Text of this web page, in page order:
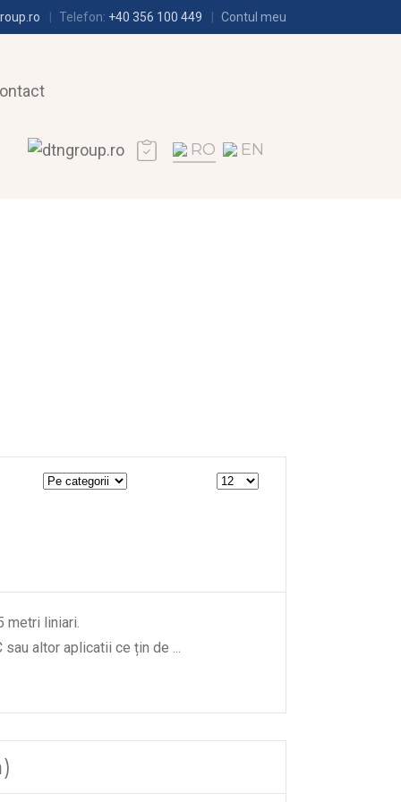
Telefon: +40 356 100 449 Contul meu
RO EN
metri liniari.
sau altor aplicatii ce țin de...